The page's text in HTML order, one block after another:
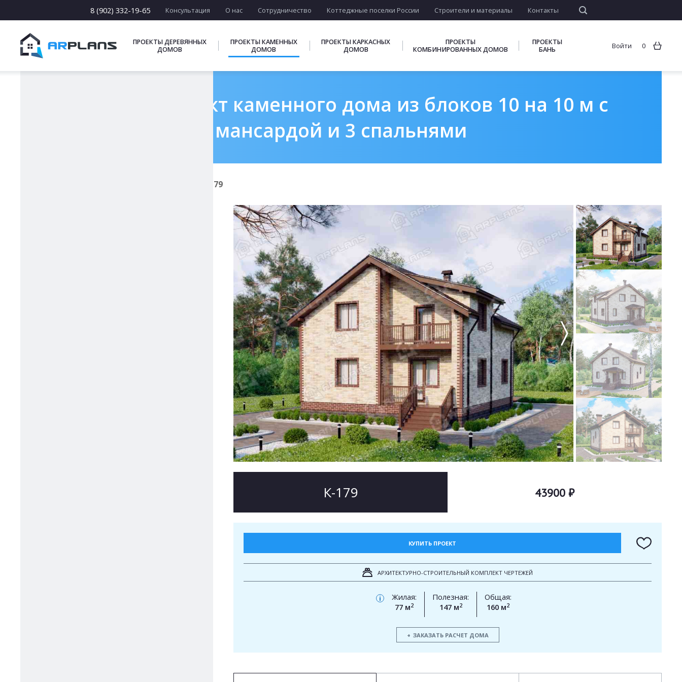
8 (902) 332-19-65 Консультация О нас Сотрудничество Коттеджные поселки России Строители и материалы Контакты
ПРОЕКТЫ ДЕРЕВЯННЫХ
ДОМОВ
ПРОЕКТЫ КАМЕННЫХ
ДОМОВ
ПРОЕКТЫ КАРКАСНЫХ
ДОМОВ
ПРОЕКТЫ
КОМБИНИРОВАННЫХ ДОМОВ
ПРОЕКТЫ
БАНЬ
Войти 0
Готовый проект каменного дома из блоков 10 на 10 м с
мансардой и 3 спальнями
К-179
17 х [17-22]
ПОДБОРКИ
К-179 43900 ₽
КУПИТЬ ПРОЕКТ
АРХИТЕКТУРНО-СТРОИТЕЛЬНЫЙ КОМПЛЕКТ ЧЕРТЕЖЕЙ
i
Жилая:
77 м2
Полезная:
147 м2
Общая:
160 м2
ЗАКАЗАТЬ РАСЧЕТ ДОМА